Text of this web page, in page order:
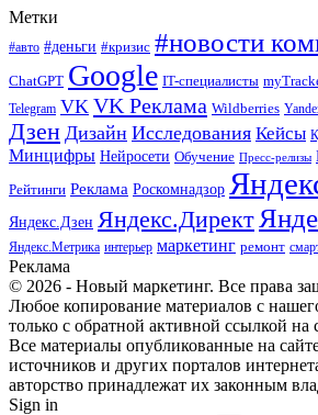
Метки
#авто #деньги #кризис #новости
ChatGPT Google IT-специалисты
Telegram VK VK Реклама Wildberries
Дзен Дизайн Исследования Кейсы
Минцифры Нейросети Обучение Пресс-релизы
Рейтинги Реклама Роскомнадзор
Яндекс.Дзен Яндекс.Директ
Яндекс.Метрика интерьер маркетинг ремонт
Реклама
© 2026 - Новый маркетинг. Все права
Любое копирование материалов с
только с обратной активной ссылкой на
Все материалы опубликованные на
источников и других порталов
авторство принадлежат их законным
Sign in